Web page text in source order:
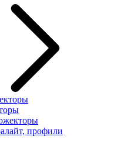
профили